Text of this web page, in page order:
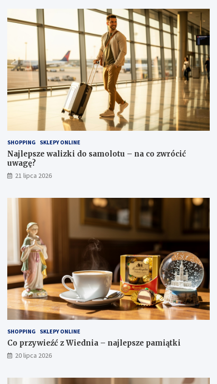
SHOPPING SKLEPY ONLINE
Najlepsze walizki do samolotu – na co zwrócić
uwagę?
21 lipca 2026
SHOPPING SKLEPY ONLINE
Co przywieźć z Wiednia – najlepsze pamiątki
20 lipca 2026